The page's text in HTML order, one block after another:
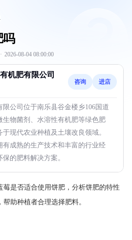
吗
· 2026-08-04 08:00:00
机肥有限公司
咨询 进店
公司位于南乐县谷金楼乡106国道
生物菌剂、水溶性有机肥等绿色肥
现代农业种植及土壤改良领域。
有成熟的生产技术和丰富的行业经
的肥料解决方案。
莓是否适合使用饼肥，分析饼肥的特性
助种植者合理选择肥料。